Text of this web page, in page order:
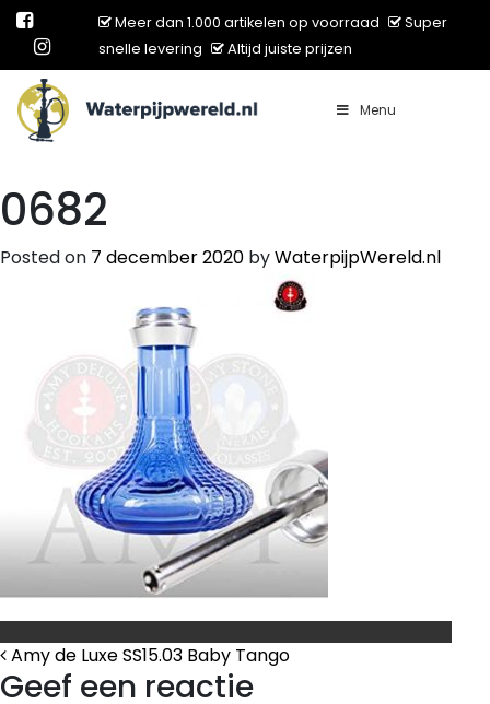
Meer dan 1.000 artikelen op voorraad
Super
snelle levering
Altijd juiste prijzen
Main Navigation Menu
0682
Posted on 7 december 2020 byWaterpijpWereld.nl
Bericht Navigatie
Amy de Luxe SS15.03 Baby Tango
Geef een reactie